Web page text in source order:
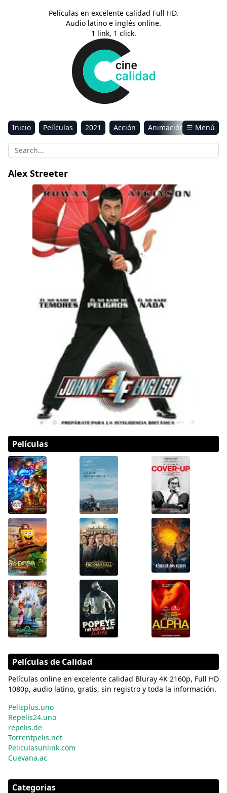
Películas en excelente calidad Full HD.
Audio latino e inglés online.
1 link, 1 click.
Inicio Películas 2021 Acción
Animación
Aventura
Ciencia ficción Comedia
Drama
Sci-Fi & Fantasy
☰ Menú
Alex Streeter
Johnny English
Películas
Películas de Calidad
Películas online en excelente calidad Bluray 4K 2160p, Full HD
1080p, audio latino, gratis, sin registro y toda la información.
Pelisplus.uno
Repelis24.uno
repelis.de
Torrentpelis.net
Peliculasunlink.com
Cuevana.ac
Categorias